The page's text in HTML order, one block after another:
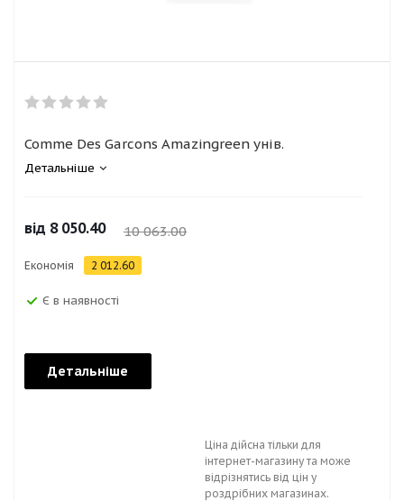
Comme Des Garcons Amazingreen унів.
Детальніше
від 8 050.40 10 063.00
Економія 2 012.60
Є в наявності
Детальніше
Ціна дійсна тільки для
інтернет-магазину та може
відрізнятись від цін у
роздрібних магазинах.